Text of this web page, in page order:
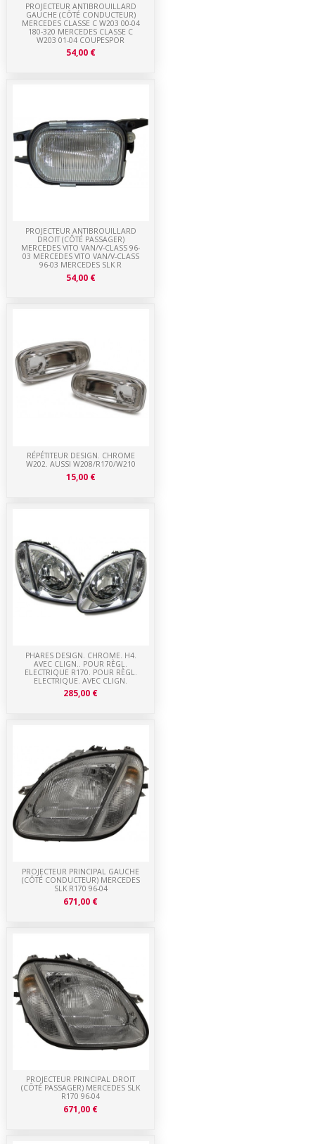
PROJECTEUR PRINCIPAL DROIT
(CÔTÉ PASSAGER) MERCEDES SLK
R170 96-04
671,00 €
PROJECTEUR PRINCIPAL GAUCHE
(CÔTÉ CONDUCTEUR) MERCEDES
SLK R170 96-04
671,00 €
PHARES DESIGN. CHROME. H4.
AVEC CLIGN.. POUR RÈGL.
ELECTRIQUE R170. POUR RÈGL.
ELECTRIQUE. AVEC CLIGN.
285,00 €
RÉPÉTITEUR DESIGN. CHROME
W202. AUSSI W208/R170/W210
15,00 €
PROJECTEUR ANTIBROUILLARD
DROIT (CÔTÉ PASSAGER)
MERCEDES VITO VAN/V-CLASS 96-
03 MERCEDES VITO VAN/V-CLASS
96-03 MERCEDES SLK R
54,00 €
PROJECTEUR ANTIBROUILLARD
GAUCHE (CÔTÉ CONDUCTEUR)
MERCEDES CLASSE C W203 00-04
180-320 MERCEDES CLASSE C
W203 01-04 COUPESPOR
54,00 €